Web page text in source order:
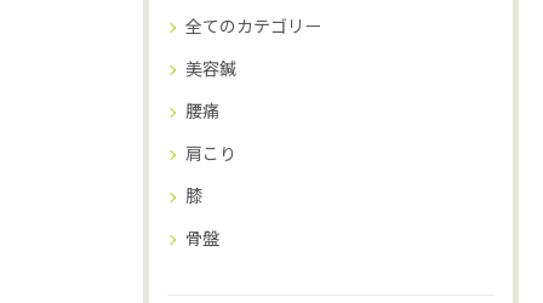
全てのカテゴリー
美容鍼
腰痛
肩こり
膝
骨盤